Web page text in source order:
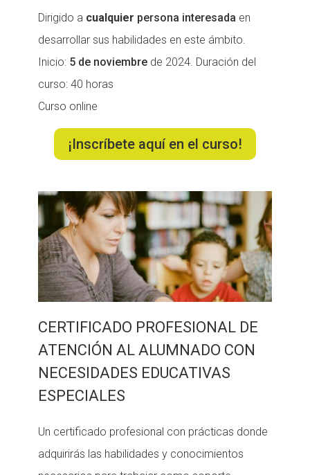
Dirigido a cualquier persona interesada en
desarrollar sus habilidades en este ámbito.
Inicio: 5 de noviembrede 2024. Duración del
curso: 40 horas
Curso online
¡Inscríbete aquí en el curso!
CERTIFICADO PROFESIONAL DE
ATENCIÓN AL ALUMNADO CON
NECESIDADES EDUCATIVAS
ESPECIALES
Un certificado profesional con prácticas donde
adquirirás las habilidades y conocimientos